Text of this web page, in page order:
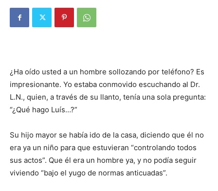
¿Ha oído usted a un hombre ­sollozando por teléfono? Es
impresionante. Yo estaba conmovido escuchando al Dr.
L.N., quien, a través de su llanto, tenía una sola pregunta:
“¿Qué hago Luís…?”
Su hijo mayor se había ido de la casa, diciendo que él no
era ya un niño para que estuvieran “contro­lando todos
sus actos”. Que él era un hombre ya, y no podía seguir
viviendo “bajo el yugo de normas anti­cuadas”.